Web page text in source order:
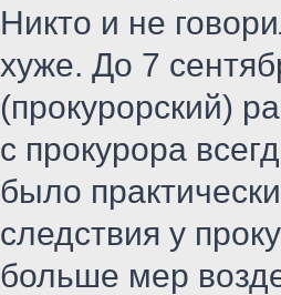
Никто и не
хуже. До 7
(прокурорский)
с прокурора
было
следствия у
больше мер